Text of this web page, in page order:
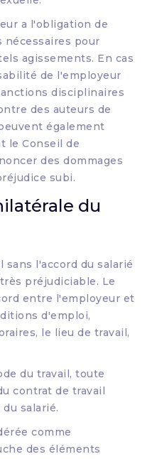
a l'obligation de
nécessaires pour
agissements. En cas
de l'employeur
disciplinaires
des auteurs de
également
le Conseil de
des dommages
subi.
du
l'accord du salarié
préjudiciable. Le
entre l'employeur et
d'emploi,
le lieu de travail,
du travail, toute
contrat de travail
salarié.
comme
des éléments